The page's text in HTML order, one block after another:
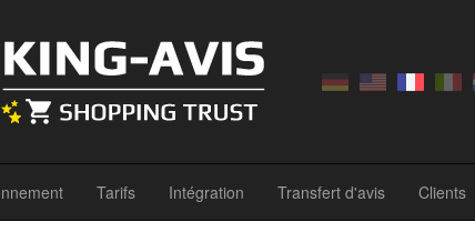
Tarifs Intégration Transfert d'avis Clients